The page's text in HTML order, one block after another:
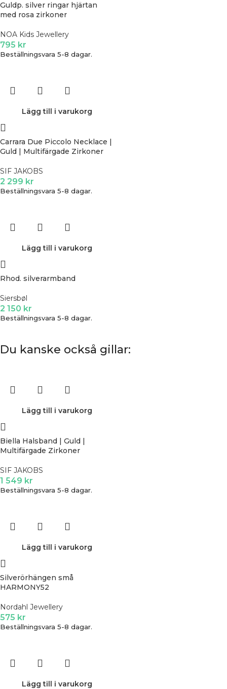
Guldp. silver ringar hjärtan
med rosa zirkoner
NOA Kids Jewellery
795 kr
Beställningsvara 5-8 dagar.
Lägg till i varukorg
Carrara Due Piccolo Necklace |
Guld | Multifärgade Zirkoner
SIF JAKOBS
2 299 kr
Beställningsvara 5-8 dagar.
Lägg till i varukorg
Rhod. silverarmband
Siersbøl
2 150 kr
Beställningsvara 5-8 dagar.
Du kanske också gillar:
Lägg till i varukorg
Biella Halsband | Guld |
Multifärgade Zirkoner
SIF JAKOBS
1 549 kr
Beställningsvara 5-8 dagar.
Lägg till i varukorg
Silverörhängen små
HARMONY52
Nordahl Jewellery
575 kr
Beställningsvara 5-8 dagar.
Lägg till i varukorg